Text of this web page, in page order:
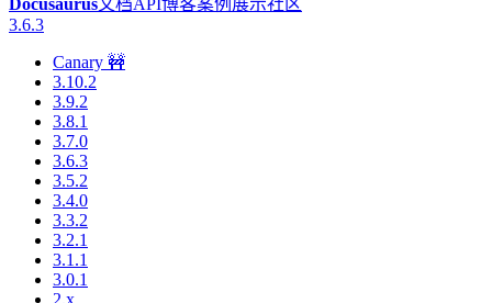
Docusaurus文档API博客案例展示社区
3.6.3
Canary 🚧
3.10.2
3.9.2
3.8.1
3.7.0
3.6.3
3.5.2
3.4.0
3.3.2
3.2.1
3.1.1
3.0.1
2.x